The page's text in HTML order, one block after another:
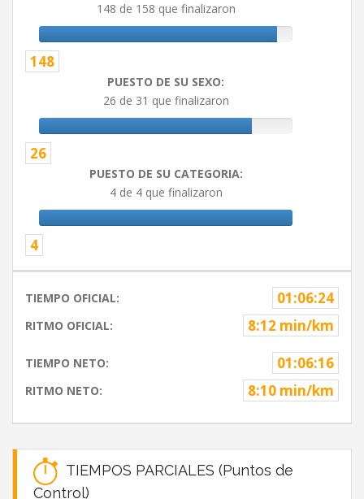
148 de 158 que finalizaron
148
PUESTO DE SU SEXO:
26 de 31 que finalizaron
26
PUESTO DE SU CATEGORIA:
4 de 4 que finalizaron
4
TIEMPO OFICIAL: 01:06:24
RITMO OFICIAL: 8:12 min/km
TIEMPO NETO: 01:06:16
RITMO NETO: 8:10 min/km
TIEMPOS PARCIALES (Puntos de
Control)